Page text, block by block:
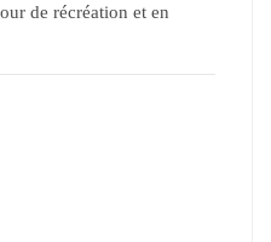
de récréation et en